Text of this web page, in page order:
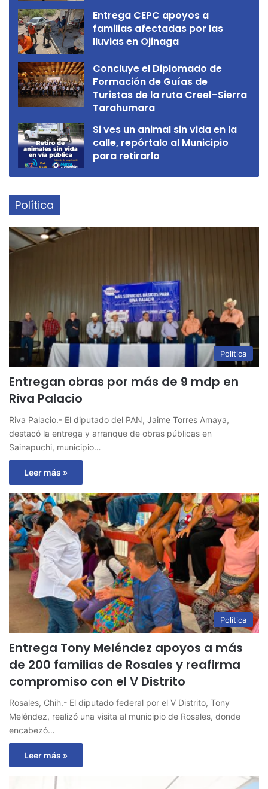
Entrega CEPC apoyos a
familias afectadas por las
lluvias en Ojinaga
Concluye el Diplomado de
Formación de Guías de
Turistas de la ruta Creel–Sierra
Tarahumara
Si ves un animal sin vida en la
calle, repórtalo al Municipio
para retirarlo
Política
Política
Entregan obras por más de 9 mdp en
Riva Palacio
Riva Palacio.- El diputado del PAN, Jaime Torres Amaya,
destacó la entrega y arranque de obras públicas en
Sainapuchi, municipio…
Leer más »
Política
Entrega Tony Meléndez apoyos a más
de 200 familias de Rosales y reafirma
compromiso con el V Distrito
Rosales, Chih.- El diputado federal por el V Distrito, Tony
Meléndez, realizó una visita al municipio de Rosales, donde
encabezó…
Leer más »